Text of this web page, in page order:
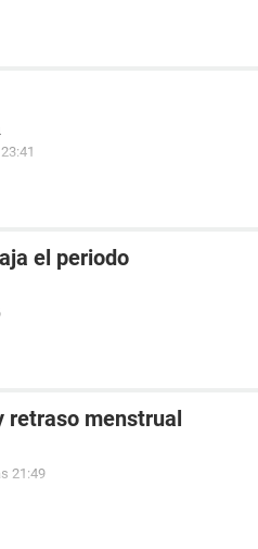
el periodo
retraso menstrual
21:49